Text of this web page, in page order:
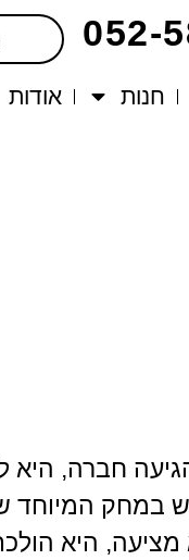
חנות אודות
חברה, היא
המיוחד
היא